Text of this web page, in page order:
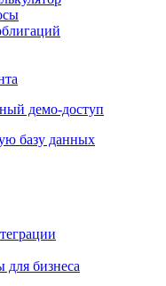
демо-доступ
базу данных
бизнеса